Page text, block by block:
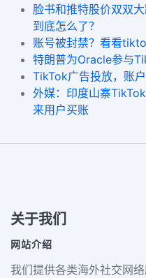
脸书和推特股价双双
到底怎么了？
账号被封禁？看看
特朗普为Oracle参与
TikTok广告投放，账
外媒：印度山寨
来用户买账
关于我们
网站介绍
我们提供各类海外社交网